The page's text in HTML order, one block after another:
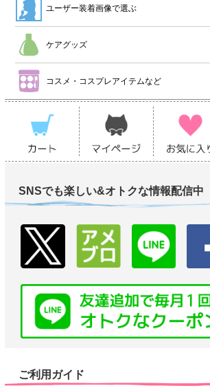
ユーザー装着画像で選ぶ
ケアグッズ
コスメ・コスプレアイテムなど
SNSでも楽しい&オトクな情報配信中
ご利用ガイド